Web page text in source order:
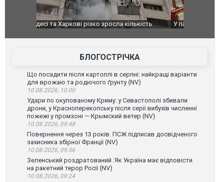
У парламенті Косово прем'єра закидали яйцями
Приїхав
до
зіркового
БЛОГОСТРІЧКА
Що посадити після картоплі в серпні: найкращі варіанти
для врожаю та родючого ґрунту (NV)
10.08.2026, 10:00
Удари по окупованому Криму: у Севастополі збивали
дрони, у Красноперекопську після серії вибухів численні
пожежі у промзоні — Крымский ветер (NV)
10.08.2026, 09:48
Повернення через 13 років. ПСЖ підписав досвідченого
захисника збірної Франції (NV)
10.08.2026, 09:36
Зеленський роздратований. Як Україна має відповісти
на ракетний терор Росії (NV)
10.08.2026, 09:24